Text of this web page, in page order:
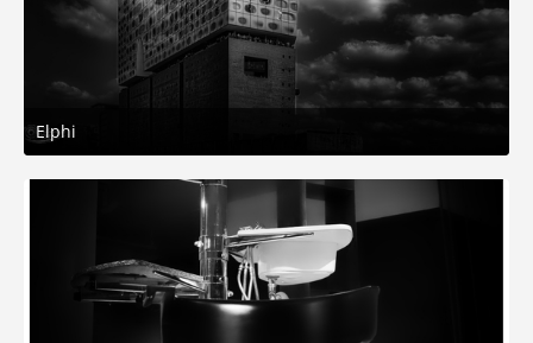
Elphi
9. März 2026 um 15:44
6